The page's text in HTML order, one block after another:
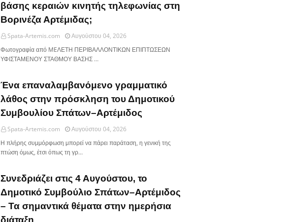
βάσης κεραιών κινητής τηλεφωνίας στη
Βορινέζα Αρτέμιδας;
Spata-Artemis.com
Αυγούστου 04, 2026
Φωτογραφία από MEΛΕΤΗ ΠΕΡΙΒΑΛΛΟΝΤΙΚΩΝ ΕΠΙΠΤΩΣΕΩΝ
ΥΦΙΣΤΑΜΕΝΟΥ ΣΤΑΘΜΟΥ ΒΑΣΗΣ …
Ένα επαναλαμβανόμενο γραμματικό
λάθος στην πρόσκληση του Δημοτικού
Συμβουλίου Σπάτων–Αρτέμιδος
Spata-Artemis.com
Αυγούστου 04, 2026
Η πλήρης συμμόρφωση μπορεί να πάρει παράταση, η γενική της
πτώση όμως, έτσι όπως τη γρ…
Συνεδριάζει στις 4 Αυγούστου, το
Δημοτικό Συμβούλιο Σπάτων–Αρτέμιδος
– Τα σημαντικά θέματα στην ημερήσια
διάταξη